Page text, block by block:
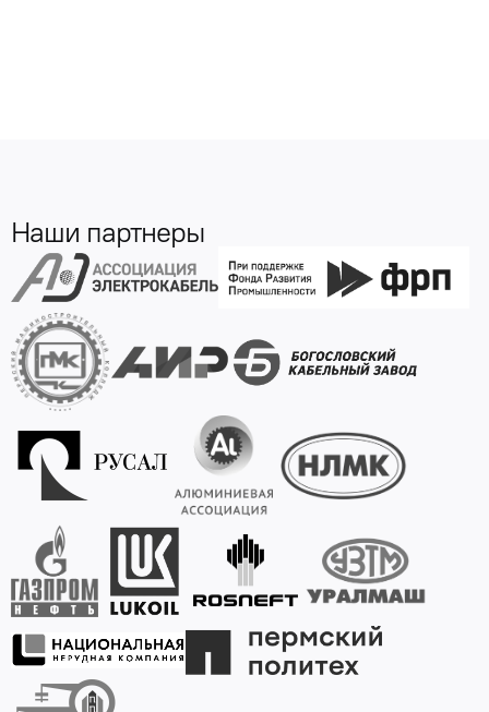
Наши партнеры